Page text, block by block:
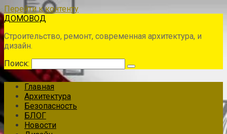
Перейти к контенту
ДОМОВОД
Строительство, ремонт, современная архитектура, и
дизайн.
Поиск:
Главная
Архитектура
Безопасность
БЛОГ
Новости